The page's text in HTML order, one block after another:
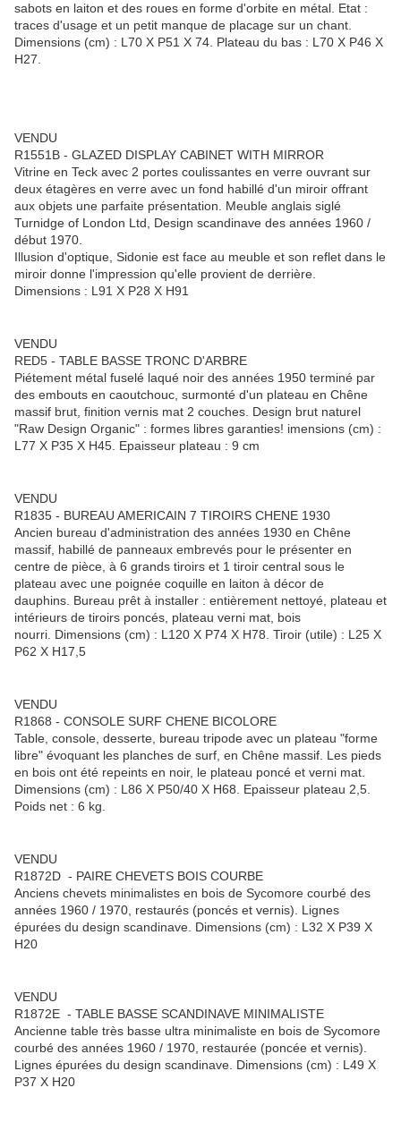
sabots en laiton et des roues en forme d'orbite en métal. Etat :
traces d'usage et un petit manque de placage sur un chant.
Dimensions (cm) : L70 X P51 X 74. Plateau du bas : L70 X P46 X
H27.
VENDU
R1551B - GLAZED DISPLAY CABINET WITH MIRROR
Vitrine en Teck avec 2 portes coulissantes en verre ouvrant sur
deux étagères en verre avec un fond habillé d'un miroir offrant
aux objets une parfaite présentation. Meuble anglais siglé
Turnidge of London Ltd, Design scandinave des années 1960 /
début 1970.
Illusion d'optique, Sidonie est face au meuble et son reflet dans le
miroir donne l'impression qu'elle provient de derrière.
Dimensions : L91 X P28 X H91
VENDU
RED5 - TABLE BASSE TRONC D'ARBRE
Piétement métal fuselé laqué noir des années 1950 terminé par
des embouts en caoutchouc, surmonté d'un plateau en Chêne
massif brut, finition vernis mat 2 couches. Design brut naturel
"Raw Design Organic" : formes libres garanties! imensions (cm) :
L77 X P35 X H45. Epaisseur plateau : 9 cm
VENDU
R1835 - BUREAU AMERICAIN 7 TIROIRS CHENE 1930
Ancien bureau d'administration des années 1930 en Chêne
massif, habillé de panneaux embrevés pour le présenter en
centre de pièce, à 6 grands tiroirs et 1 tiroir central sous le
plateau avec une poignée coquille en laiton à décor de
dauphins. Bureau prêt à installer : entièrement nettoyé, plateau et
intérieurs de tiroirs poncés, plateau verni mat, bois
nourri. Dimensions (cm) : L120 X P74 X H78. Tiroir (utile) : L25 X
P62 X H17,5
VENDU
R1868 - CONSOLE SURF CHENE BICOLORE
Table, console, desserte, bureau tripode avec un plateau "forme
libre" évoquant les planches de surf, en Chêne massif. Les pieds
en bois ont été repeints en noir, le plateau poncé et verni mat.
Dimensions (cm) : L86 X P50/40 X H68. Epaisseur plateau 2,5.
Poids net : 6 kg.
VENDU
R1872D - PAIRE CHEVETS BOIS COURBE
Anciens chevets minimalistes en bois de Sycomore courbé des
années 1960 / 1970, restaurés (poncés et vernis). Lignes
épurées du design scandinave. Dimensions (cm) : L32 X P39 X
H20
VENDU
R1872E - TABLE BASSE SCANDINAVE MINIMALISTE
Ancienne table très basse ultra minimaliste en bois de Sycomore
courbé des années 1960 / 1970, restaurée (poncée et vernis).
Lignes épurées du design scandinave. Dimensions (cm) : L49 X
P37 X H20